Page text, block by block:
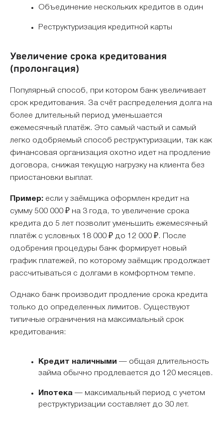
Объединение нескольких кредитов в один
Реструктуризация кредитной карты
Увеличение срока кредитования
(пролонгация)
Популярный способ, при котором банк увеличивает
срок кредитования. За счёт распределения долга на
более длительный период уменьшается
ежемесячный платёж. Это самый частый и самый
легко одобряемый способ реструктуризации, так как
финансовая организация охотно идет на продление
договора, снижая текущую нагрузку на клиента без
приостановки выплат.
Пример: если у заёмщика оформлен кредит на
сумму 500 000 ₽ на 3 года, то увеличение срока
кредита до 5 лет позволит уменьшить ежемесячный
платёж с условных 18 000 ₽ до 12 000 ₽. После
одобрения процедуры банк формирует новый
график платежей, по которому заёмщик продолжает
рассчитываться с долгами в комфортном темпе.
Однако банк производит продление срока кредита
только до определенных лимитов. Существуют
типичные ограничения на максимальный срок
кредитования:
Кредит наличными — общая длительность
займа обычно продлевается до 120 месяцев.
Ипотека— максимальный период с учетом
реструктуризации составляет до 30 лет.